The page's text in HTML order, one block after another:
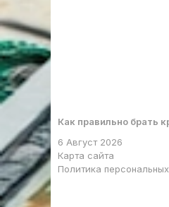
Как правильно брать
6 Август 2026
Карта сайта
Политика